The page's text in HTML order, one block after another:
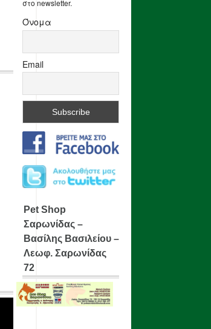
στο newsletter.
Όνομα
Email
Pet Shop
Σαρωνίδας –
Βασίλης Βασιλείου –
Λεωφ. Σαρωνίδας
72